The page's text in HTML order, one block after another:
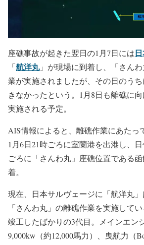
「航洋丸」が現場に到着し、「さんわ
業が実施されましたが、その日のう
きなかったという。1月8日も離礁に
実施される予定。
AIS情報によると、離礁作業にあたっ
1月6日21時ごろに室蘭港を出港し、
ごろに「さんわ丸」座礁位置である函
着。